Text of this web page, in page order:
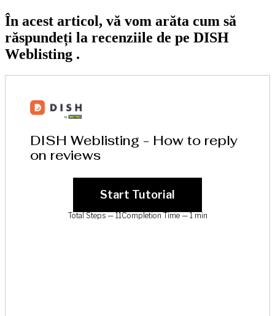
În acest articol, vă vom arăta cum să
răspundeți la recenziile de pe DISH
Weblisting .